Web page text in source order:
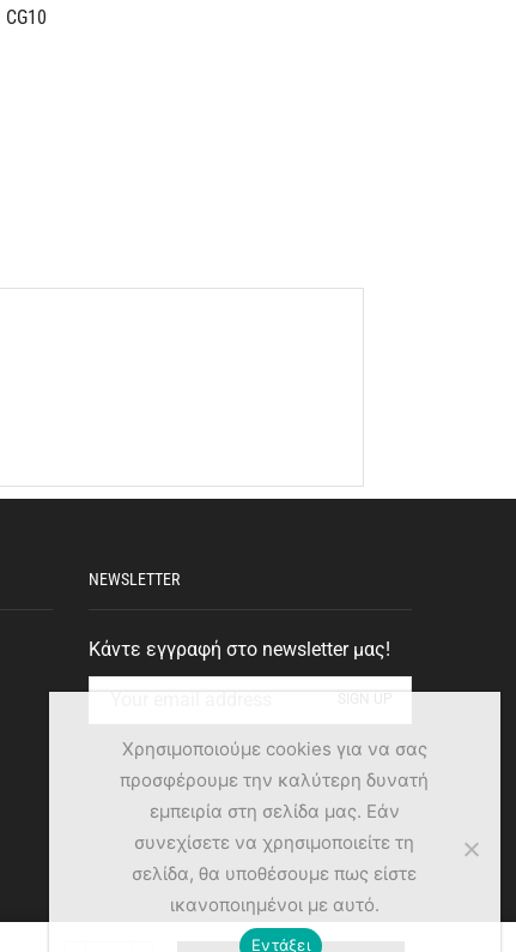
NEWSLETTER
Κάντε εγγραφή στο newsletter μας!
Χρησιμοποιούμε cookies για να σας
προσφέρουμε την καλύτερη δυνατή
εμπειρία στη σελίδα μας. Εάν
συνεχίσετε να χρησιμοποιείτε τη
σελίδα, θα υποθέσουμε πως είστε
ικανοποιημένοι με αυτό.
Εντάξει